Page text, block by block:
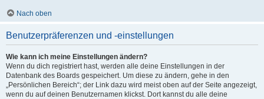
Nach oben
Benutzerpräferenzen und -einstellungen
Wie kann ich meine Einstellungen ändern?
Wenn du dich registriert hast, werden alle deine Einstellungen in der
Datenbank des Boards gespeichert. Um diese zu ändern, gehe in den
„Persönlichen Bereich“; der Link dazu wird meist oben auf der Seite angezeigt,
wenn du auf deinen Benutzernamen klickst. Dort kannst du alle deine